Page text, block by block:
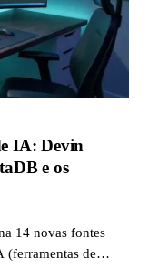
IA: Devin
e os
14 novas fontes
(ferramentas de